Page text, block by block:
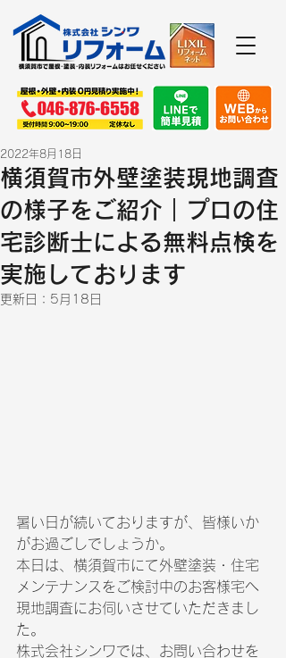
横須賀市外壁塗装現地調査
の様子をご紹介｜プロの住
宅診断士による無料点検を
実施しております
2022年8月18日
更新日： 5月18日
暑い日が続いておりますが、皆様いか
がお過ごしでしょうか。
本日は、横須賀市にて外壁塗装・住宅
メンテナンスをご検討中のお客様宅へ
現地調査にお伺いさせていただきまし
た。
株式会社シンワでは、お問い合わせを